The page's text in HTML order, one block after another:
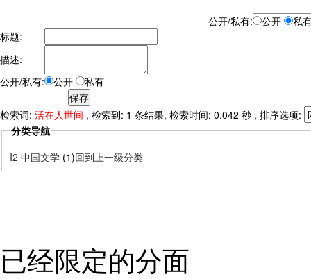
公开/私有: 公开
私
标题:
描述:
公开/私有:
公开 私有
检索词: 活在人世间 , 检索到: 1 条结果, 检索时间: 0.042 秒 , 排序选项:
分类导航
I2 中国文学 (1)回到上一级分类
已经限定的分面